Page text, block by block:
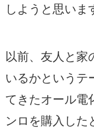
しようと思いま
以前、友人と家
いるかというテ
てきたオール電
ンロを購入した